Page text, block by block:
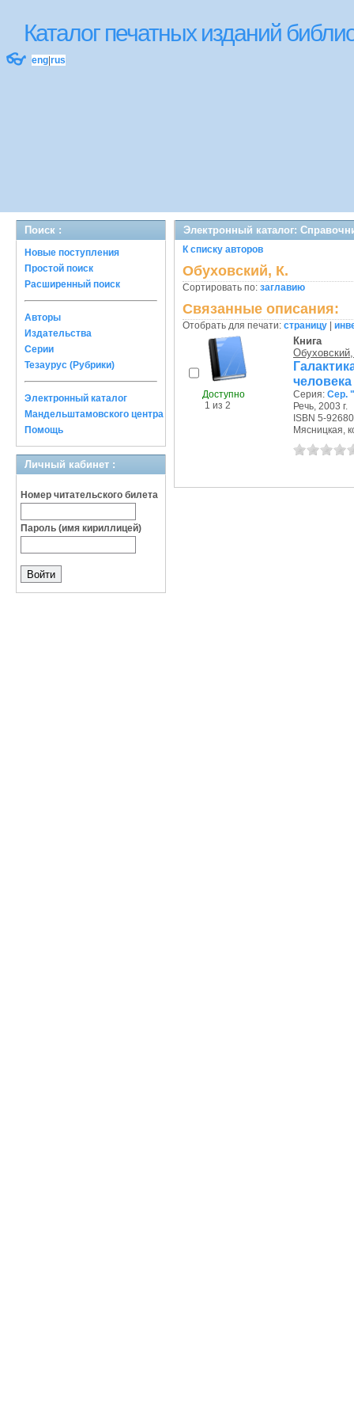
Каталог печатных изданий
👓 eng rus
Поиск :
Новые поступления
Простой поиск
Расширенный поиск
Авторы
Издательства
Серии
Тезаурус (Рубрики)
Электронный каталог
Мандельштамовского центра
Помощь
Личный кабинет :
Номер читательского билета
Пароль (имя кириллицей)
Электронный каталог:
К списку авторов
Обуховский, К.
Сортировать по: заглавию
Связанные описания:
Отобрать для печати: страницу
Доступно
1 из 2
Книга
человека
Серия: Сер.
Речь, 2003 г.
ISBN 5-
Мясницкая,